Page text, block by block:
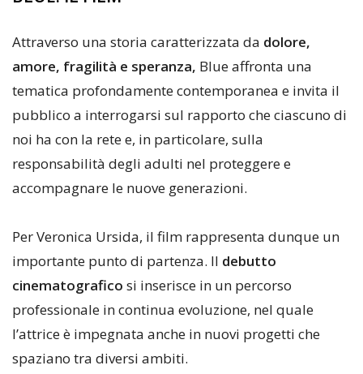
Attraverso una storia caratterizzata da dolore,
amore, fragilità e speranza, Blue affronta una
tematica profondamente contemporanea e invita il
pubblico a interrogarsi sul rapporto che ciascuno di
noi ha con la rete e, in particolare, sulla
responsabilità degli adulti nel proteggere e
accompagnare le nuove generazioni.
Per Veronica Ursida, il film rappresenta dunque un
importante punto di partenza. Il debutto
cinematografico si inserisce in un percorso
professionale in continua evoluzione, nel quale
l’attrice è impegnata anche in nuovi progetti che
spaziano tra diversi ambiti.